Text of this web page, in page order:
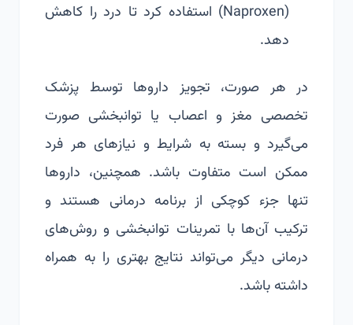
(Naproxen) استفاده کرد تا درد را کاهش
دهد.
در هر صورت، تجویز داروها توسط پزشک
تخصصی مغز و اعصاب یا توانبخشی صورت
می‌گیرد و بسته به شرایط و نیازهای هر فرد
ممکن است متفاوت باشد. همچنین، داروها
تنها جزء کوچکی از برنامه درمانی هستند و
ترکیب آن‌ها با تمرینات توانبخشی و روش‌های
درمانی دیگر می‌تواند نتایج بهتری را به همراه
داشته باشد.